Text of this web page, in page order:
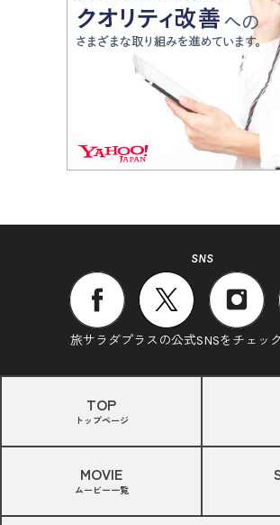
SNS
旅サラダプラスの公式SNSをチェッ
TOP
トップページ
MOVIE
ムービー一覧